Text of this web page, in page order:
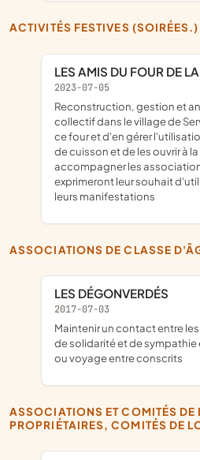
ACTIVITÉS FESTIVES (SOIRÉES.)
LES AMIS DU FOUR DE
2023-07-05
reconstruction, gestion et animation du four à pain
collectif dans le village de
ce four et d'en gérer
de cuisson et de les ouvrir à
accompagner les
exprimeront leur souhait
leurs manifestations
ASSOCIATIONS DE CLASSE
LES DÉGONVERDÉS
2017-07-03
maintenir un contact entre les conscrits dans un esprit
de solidarité et de sympathie
ou voyage entre conscrits
ASSOCIATIONS ET COMITÉS DE LOCATAIRES, DE
PROPRIÉTAIRES, COMITÉS DE